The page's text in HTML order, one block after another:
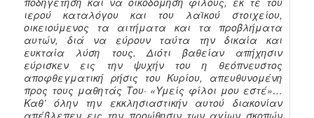
ιερού καταλόγου και του λαϊκού στοιχείου,
οικειούμενος τα αιτήματα και τα προβλήματα
αυτών, διά να εύρουν ταύτα την δικαία και
ευκταία λύση τους. Διότι βαθείαν απήχησιν
εύρισκεν εις την ψυχήν του η θεόπνευστος
αποφθεγματική ρήσις του Κυρίου, απευθυνομένη
προς τους μαθητάς Του· «Υμείς φίλοι μου εστέ»…
Καθ’ όλην την εκκλησιαστικήν αυτού διακονίαν